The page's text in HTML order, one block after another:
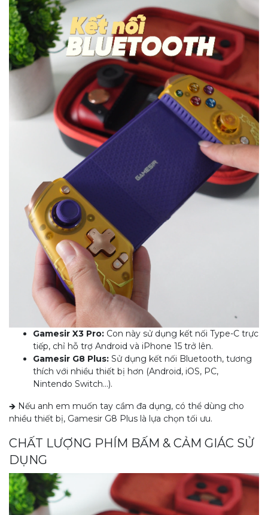
Gamesir X3 Pro: Con này sử dụng kết nối Type-C trực
tiếp, chỉ hỗ trợ Android và iPhone 15 trở lên.
Gamesir G8 Plus: Sử dụng kết nối Bluetooth, tương
thích với nhiều thiết bị hơn (Android, iOS, PC,
Nintendo Switch...).
🡺 Nếu anh em muốn tay cầm đa dụng, có thể dùng cho
nhiều thiết bị, Gamesir G8 Plus là lựa chọn tối ưu.
CHẤT LƯỢNG PHÍM BẤM & CẢM GIÁC SỬ
DỤNG